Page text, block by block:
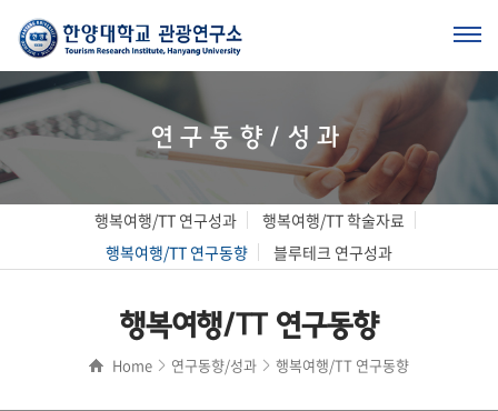
연구동향/성과
행복여행/TT 연구성과
행복여행/TT 학술자료
행복여행/TT 연구동향
블루테크 연구성과
행복여행/TT 연구동향
Home 연구동향/성과 행복여행/TT 연구동향